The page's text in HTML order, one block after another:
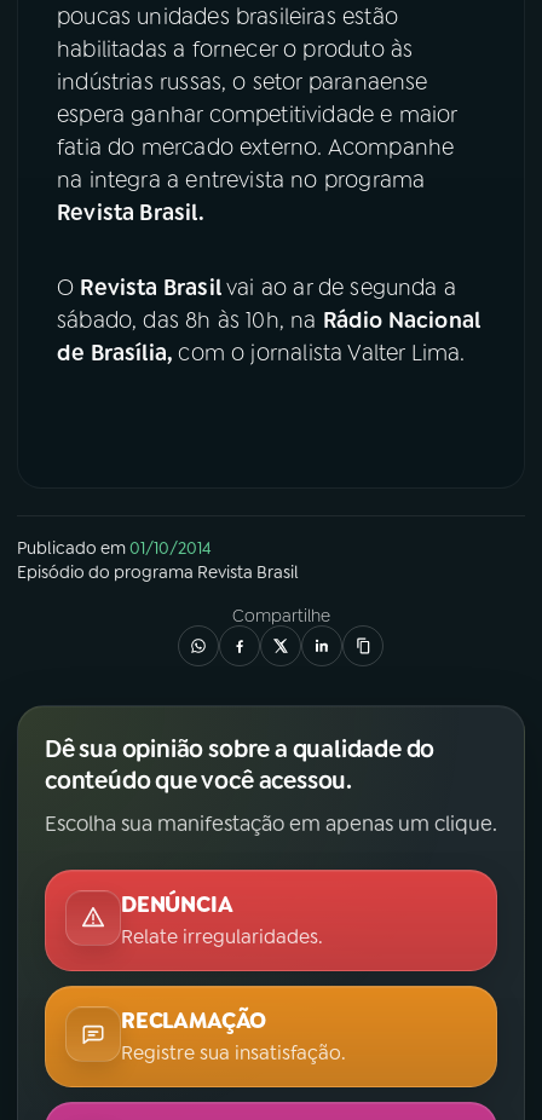
ACOMPANHE A RÁDIO NACIONAL
YouTube Facebook
Instagram
poucas unidades brasileiras estão
habilitadas a fornecer o produto às
indústrias russas, o setor paranaense
espera ganhar competitividade e maior
fatia do mercado externo. Acompanhe
na integra a entrevista no programa
Revista Brasil.
O Revista Brasilvai ao ar de segunda a
sábado, das 8h às 10h, na Rádio Nacional
de Brasília,com o jornalista Valter Lima.
Publicado em01/10/2014
Episódio do programa Revista Brasil
Compartilhe
Dê sua opinião sobre a qualidade do
conteúdo que você acessou.
Escolha sua manifestação em apenas um clique.
DENÚNCIA
Relate irregularidades.
RECLAMAÇÃO
Registre sua insatisfação.